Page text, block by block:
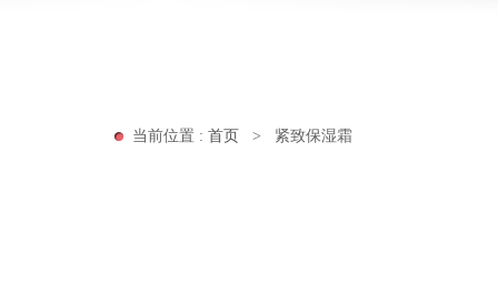
当前位置 : 首页 > 紧致保湿霜